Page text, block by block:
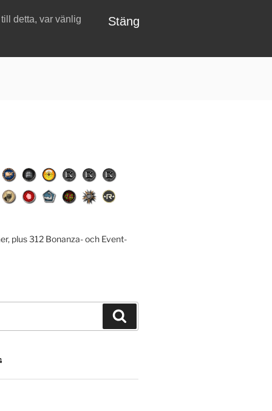
detta, var vänlig Stäng
plus 312 Bonanza- och Event-